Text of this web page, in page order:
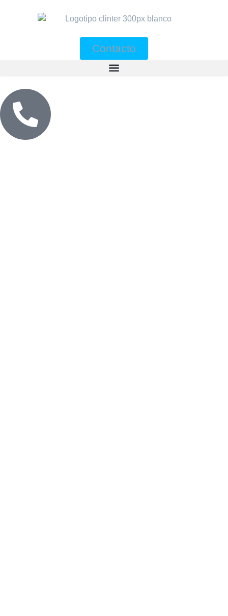
Contacto